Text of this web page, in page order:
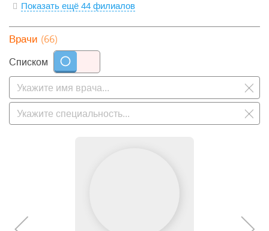
Показать ещё 44 филиалов
Врачи (66)
Списком